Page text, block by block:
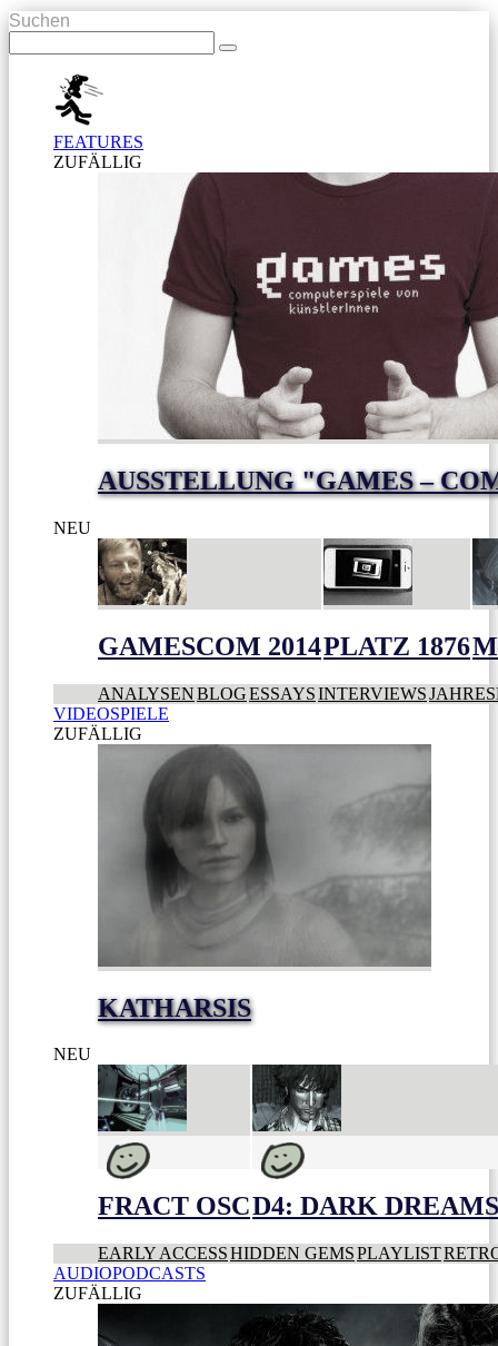
Suchen
FEATURES
ZUFÄLLIG
AUSSTELLUNG "GAMES –
NEU
GAMESCOM 2014PLATZ 1876
ANALYSENBLOGESSAYSINTERVIEWS
VIDEOSPIELE
ZUFÄLLIG
KATHARSIS
NEU
FRACT OSCD4: DARK
EARLY ACCESSHIDDEN GEMSPLAYLIST
AUDIOPODCASTS
ZUFÄLLIG